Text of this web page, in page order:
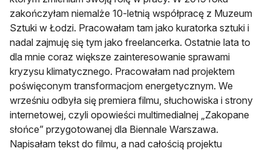
zakończyłam niemalże 10-letnią współpracę z Muzeum
Sztuki w Łodzi. Pracowałam tam jako kuratorka sztuki i
nadal zajmuję się tym jako freelancerka. Ostatnie lata to
dla mnie coraz większe zainteresowanie sprawami
kryzysu klimatycznego. Pracowałam nad projektem
poświęconym transformacjom energetycznym. We
wrześniu odbyła się premiera filmu, słuchowiska i strony
internetowej, czyli opowieści multimedialnej „Zakopane
słońce” przygotowanej dla Biennale Warszawa.
Napisałam tekst do filmu, a nad całością projektu